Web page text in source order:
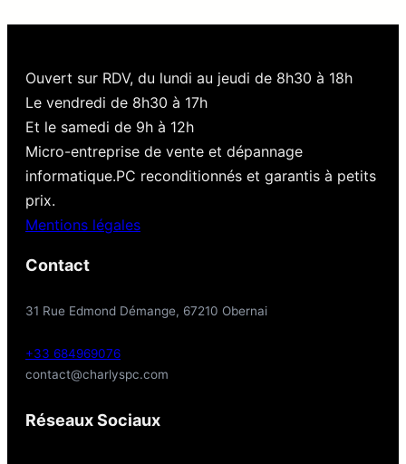
Ouvert sur RDV, du lundi au jeudi de 8h30 à 18h
Le vendredi de 8h30 à 17h
Et le samedi de 9h à 12h
Micro-entreprise de vente et dépannage
informatique.PC reconditionnés et garantis à petits
prix.
Mentions légales
Contact
31 Rue Edmond Démange, 67210 Obernai
+33 684969076
contact@charlyspc.com
Réseaux Sociaux